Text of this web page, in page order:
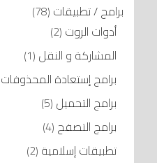
برامج / تطبيقات (78)
أدوات الروت (2)
المشاركة و النقل (1)
برامج إستعادة المحذوفات
برامج التحميل (5)
برامج التصفح (4)
تطبيقات إسلامية (2)